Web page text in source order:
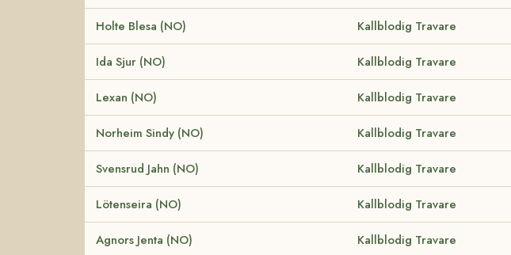
Holte Blesa (NO) Kallblodig Travare
Ida Sjur (NO) Kallblodig Travare
Lexan (NO) Kallblodig Travare
Norheim Sindy (NO) Kallblodig Travare
Svensrud Jahn (NO) Kallblodig Travare
Lötenseira (NO) Kallblodig Travare
Agnors Jenta (NO) Kallblodig Travare